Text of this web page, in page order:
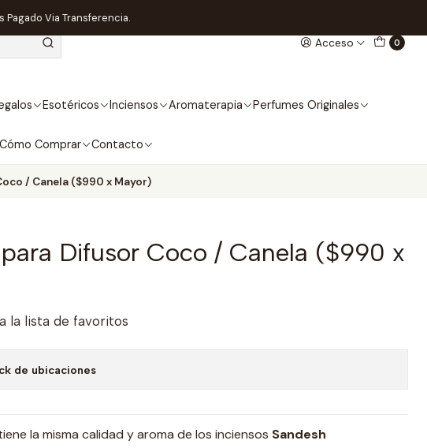
Acceso 0
Esotéricos Inciensos Aromaterapia Perfumes Originales
Cómo Comprar Contacto
Via Transferencia.
/ Canela ($990 x Mayor)
Difusor Coco / Canela ($990 x
la lista de favoritos
de ubicaciones
la misma calidad y aroma de los inciensos Sandesh